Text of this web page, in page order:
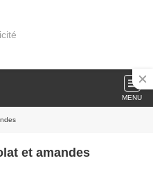
MENU
et amandes